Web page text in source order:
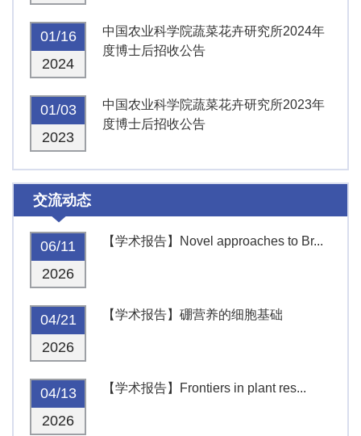
01/16
2024
中国农业科学院蔬菜花卉研究所2024年
度博士后招收公告
01/03
2023
中国农业科学院蔬菜花卉研究所2023年
度博士后招收公告
交流动态
06/11
2026
【学术报告】Novel approaches to Br...
04/21
2026
【学术报告】硼营养的细胞基础
04/13
2026
【学术报告】Frontiers in plant res...